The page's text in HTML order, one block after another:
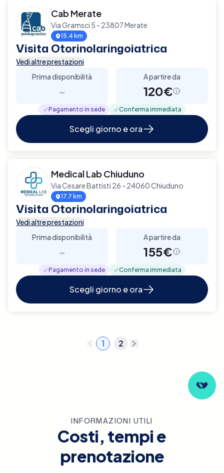
Cab Merate
Via Gramsci 5 - 23807 Merate
15.4 km
Visita Otorinolaringoiatrica
Vedi altre prestazioni
Prima disponibilità
-
A partire da
120€
Pagamento in sede Conferma immediata
Scegli giorno e ora
Medical Lab Chiuduno
Via Cesare Battisti 26 - 24060 Chiuduno
17.7 km
Visita Otorinolaringoiatrica
Vedi altre prestazioni
Prima disponibilità
-
A partire da
155€
Pagamento in sede Conferma immediata
Scegli giorno e ora
1 2
INFORMAZIONI UTILI
Costi, tempi e
prenotazione